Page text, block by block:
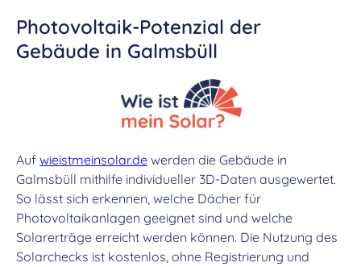
Photovoltaik-Potenzial der
Gebäude in Galmsbüll
Auf wieistmeinsolar.de werden die Gebäude in
Galmsbüll mithilfe individueller 3D-Daten ausgewertet.
So lässt sich erkennen, welche Dächer für
Photovoltaikanlagen geeignet sind und welche
Solarerträge erreicht werden können. Die Nutzung des
Solarchecks ist kostenlos, ohne Registrierung und